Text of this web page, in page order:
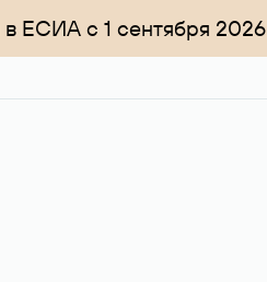
ЕСИА с 1 сентября 2026